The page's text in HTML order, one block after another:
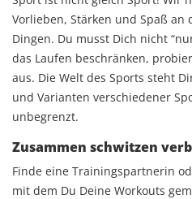
Vorlieben, Stärken und Spaß
Dingen. Du musst Dich nicht
das Laufen beschränken,
aus. Die Welt des Sports steht
und Varianten verschiedener
unbegrenzt.
Zusammen schwitzen
Finde eine Trainingspartnerin
mit dem Du Deine Workouts